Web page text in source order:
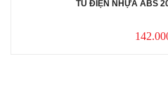
TỦ ĐIỆN NHỰA ABS